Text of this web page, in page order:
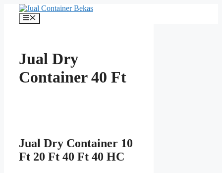
content
Menu
Jual Dry
Container 40 Ft
Jual Dry Container 10
Ft 20 Ft 40 Ft 40 HC